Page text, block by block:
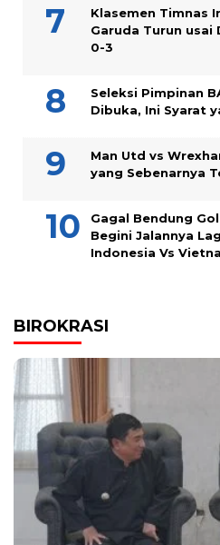
Klasemen Timnas
Garuda Turun usai
0-3
Seleksi Pimpinan
Dibuka, Ini Syarat
Man Utd vs
yang Sebenarnya
Gagal Bendung
Begini Jalannya
Indonesia Vs
BIROKRASI